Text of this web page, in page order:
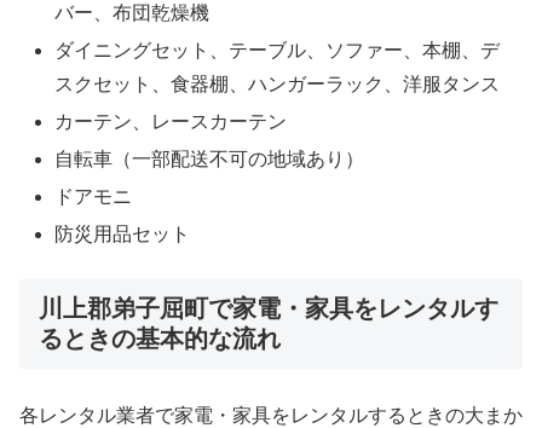
バー、布団乾燥機
ダイニングセット、テーブル、ソファー、本棚、デ
スクセット、食器棚、ハンガーラック、洋服タンス
カーテン、レースカーテン
自転車（一部配送不可の地域あり）
ドアモニ
防災用品セット
川上郡弟子屈町で家電・家具をレンタルす
るときの基本的な流れ
各レンタル業者で家電・家具をレンタルするときの大まか